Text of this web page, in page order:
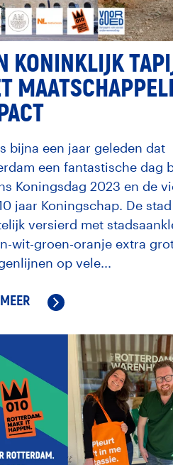
KONINKLIJK
bijna een jaar geleden dat
een fantastische dag
Koningsdag 2023 en de
jaar Koningschap. De
versierd met
wit-groen-oranje extra
op vele...